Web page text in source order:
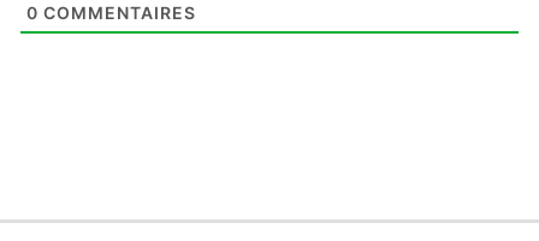
0 COMMENTAIRES